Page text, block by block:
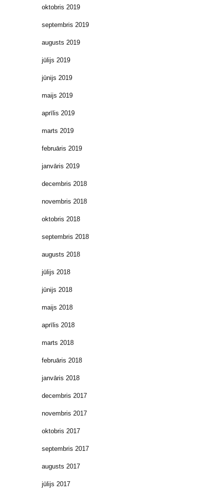
oktobris 2019
septembris 2019
augusts 2019
jūlijs 2019
jūnijs 2019
maijs 2019
aprīlis 2019
marts 2019
februāris 2019
janvāris 2019
decembris 2018
novembris 2018
oktobris 2018
septembris 2018
augusts 2018
jūlijs 2018
jūnijs 2018
maijs 2018
aprīlis 2018
marts 2018
februāris 2018
janvāris 2018
decembris 2017
novembris 2017
oktobris 2017
septembris 2017
augusts 2017
jūlijs 2017